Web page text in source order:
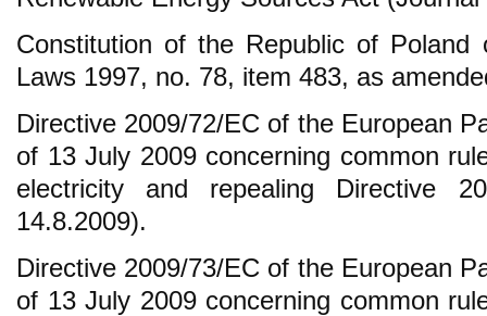
Constitution of the Republic of
Laws 1997, no. 78, item 483, as
Directive 2009/72/EC of the European
of 13 July 2009 concerning common
electricity and repealing Directive
14.8.2009).
Directive 2009/73/EC of the European
of 13 July 2009 concerning common